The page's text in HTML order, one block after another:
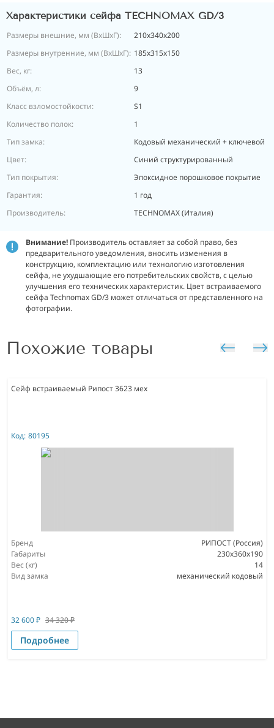
Характеристики сейфа TECHNOMAX GD/3
Размеры внешние, мм (ВхШхГ):
210x340x200
Размеры внутренние, мм (ВхШхГ): 185x315x150
Вес, кг:
13
Объём, л:
9
Класс взломостойкости:
S1
Количество полок:
1
Тип замка:
Кодовый механический + ключевой
Цвет:
Синий структурированный
Тип покрытия:
Эпоксидное порошковое покрытие
Гарантия:
1 год
Производитель:
TECHNOMAX (Италия)
Внимание! Производитель оставляет за собой право, без
предварительного уведомления, вносить изменения в
конструкцию, комплектацию или технологию изготовления
сейфа, не ухудшающие его потребительских свойств, с целью
улучшения его технических характеристик. Цвет встраиваемого
сейфа Technomax GD/3 может отличаться от представленного на
фотографии.
Похожие товары
Сейф встраиваемый Рипост 3623 мех
Код: 80195
Бренд
РИПОСТ (Россия)
Габариты
230x360x190
Вес (кг)
14
Вид замка
механический кодовый
32 600₽ 34 320₽
Подробнее